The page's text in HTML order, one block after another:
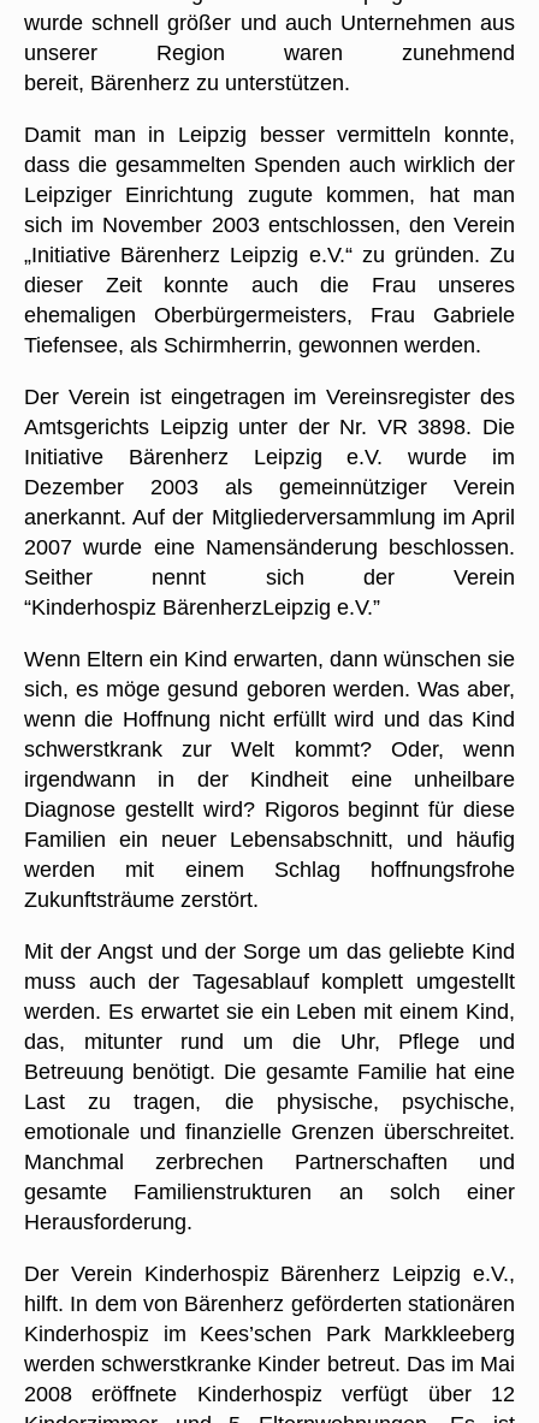
wurde schnell größer und auch Unternehmen aus
unserer Region waren zunehmend
bereit, Bärenherz zu unterstützen.
Damit man in Leipzig besser vermitteln konnte,
dass die gesammelten Spenden auch wirklich der
Leipziger Einrichtung zugute kommen, hat man
sich im November 2003 entschlossen, den Verein
„Initiative Bärenherz Leipzig e.V.“ zu gründen. Zu
dieser Zeit konnte auch die Frau unseres
ehemaligen Oberbürgermeisters, Frau Gabriele
Tiefensee, als Schirmherrin, gewonnen werden.
Der Verein ist eingetragen im Vereinsregister des
Amtsgerichts Leipzig unter der Nr. VR 3898. Die
Initiative Bärenherz Leipzig e.V. wurde im
Dezember 2003 als gemeinnütziger Verein
anerkannt. Auf der Mitgliederversammlung im April
2007 wurde eine Namensänderung beschlossen.
Seither nennt sich der Verein
“Kinderhospiz BärenherzLeipzig e.V.”
Wenn Eltern ein Kind erwarten, dann wünschen sie
sich, es möge gesund geboren werden. Was aber,
wenn die Hoffnung nicht erfüllt wird und das Kind
schwerstkrank zur Welt kommt? Oder, wenn
irgendwann in der Kindheit eine unheilbare
Diagnose gestellt wird? Rigoros beginnt für diese
Familien ein neuer Lebensabschnitt, und häufig
werden mit einem Schlag hoffnungsfrohe
Zukunftsträume zerstört.
Mit der Angst und der Sorge um das geliebte Kind
muss auch der Tagesablauf komplett umgestellt
werden. Es erwartet sie ein Leben mit einem Kind,
das, mitunter rund um die Uhr, Pflege und
Betreuung benötigt. Die gesamte Familie hat eine
Last zu tragen, die physische, psychische,
emotionale und finanzielle Grenzen überschreitet.
Manchmal zerbrechen Partnerschaften und
gesamte Familienstrukturen an solch einer
Herausforderung.
Der Verein Kinderhospiz Bärenherz Leipzig e.V.,
hilft. In dem von Bärenherz geförderten stationären
Kinderhospiz im Kees’schen Park Markkleeberg
werden schwerstkranke Kinder betreut. Das im Mai
2008 eröffnete Kinderhospiz verfügt über 12